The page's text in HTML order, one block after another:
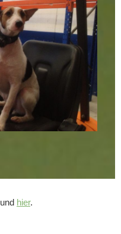
und hier.